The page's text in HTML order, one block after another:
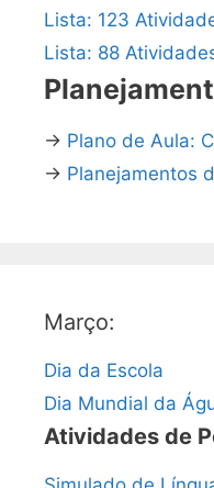
Lista: 123
Lista: 88
→ Plano de Aula:
→ Planejamentos
Março:
Dia da Escola
Dia Mundial da
Atividades de